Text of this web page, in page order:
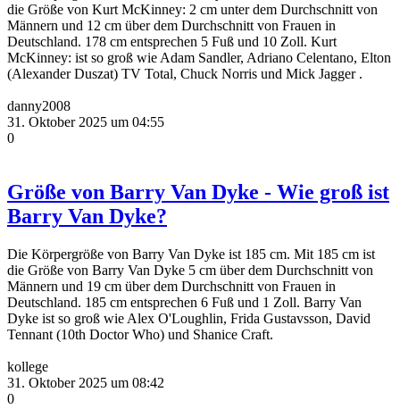
die Größe von Kurt McKinney: 2 cm unter dem Durchschnitt von
Männern und 12 cm über dem Durchschnitt von Frauen in
Deutschland. 178 cm entsprechen 5 Fuß und 10 Zoll. Kurt
McKinney: ist so groß wie Adam Sandler, Adriano Celentano, Elton
(Alexander Duszat) TV Total, Chuck Norris und Mick Jagger .
danny2008
31. Oktober 2025 um 04:55
0
Größe von Barry Van Dyke - Wie groß ist
Barry Van Dyke?
Die Körpergröße von Barry Van Dyke ist 185 cm. Mit 185 cm ist
die Größe von Barry Van Dyke 5 cm über dem Durchschnitt von
Männern und 19 cm über dem Durchschnitt von Frauen in
Deutschland. 185 cm entsprechen 6 Fuß und 1 Zoll. Barry Van
Dyke ist so groß wie Alex O'Loughlin, Frida Gustavsson, David
Tennant (10th Doctor Who) und Shanice Craft.
kollege
31. Oktober 2025 um 08:42
0